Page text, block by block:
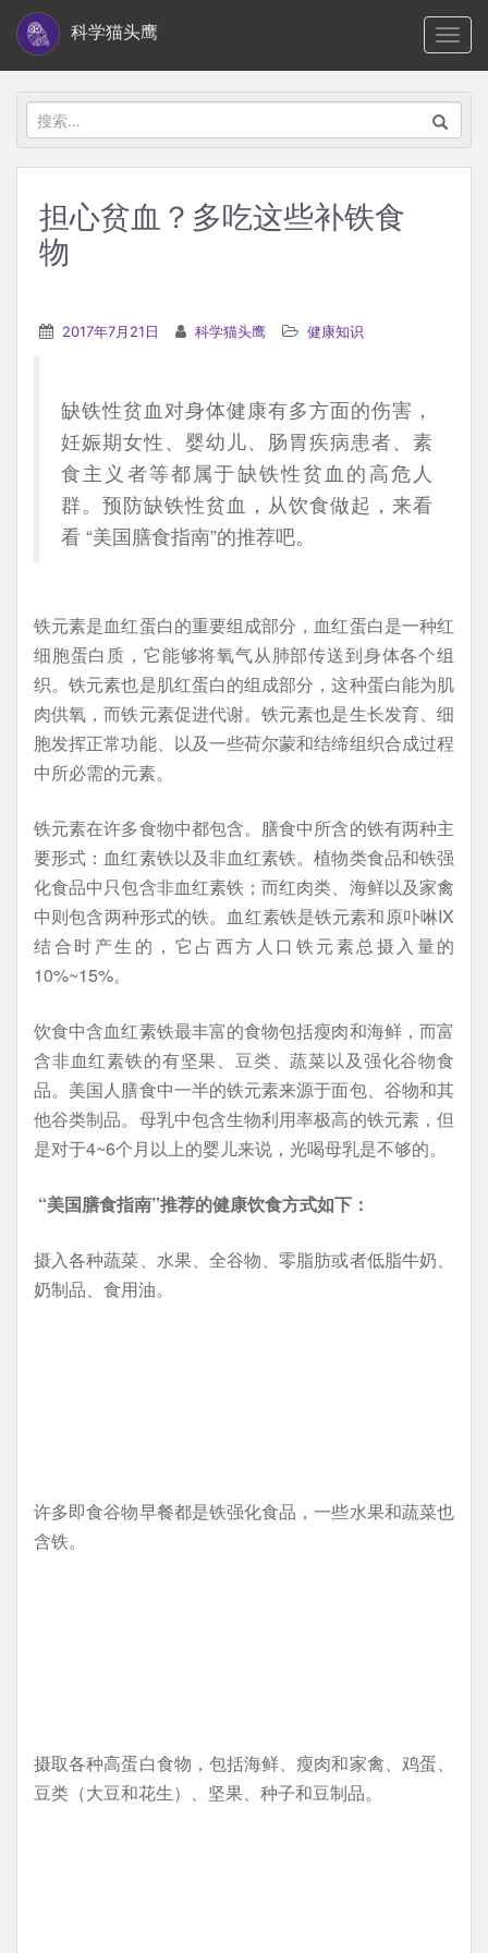
i
科学猫头鹰
搜
索：
担心贫血？多吃这些补铁食
物
2017年7月21日 科学猫头鹰 健康知识
缺铁性贫血对身体健康有多方面的伤害，
妊娠期女性、婴幼儿、肠胃疾病患者、素
食主义者等都属于缺铁性贫血的高危人
群。预防缺铁性贫血，从饮食做起，来看
看 “美国膳食指南”的推荐吧。
铁元素是血红蛋白的重要组成部分，血红蛋白是一种红
细胞蛋白质，它能够将氧气从肺部传送到身体各个组
织。铁元素也是肌红蛋白的组成部分，这种蛋白能为肌
肉供氧，而铁元素促进代谢。铁元素也是生长发育、细
胞发挥正常功能、以及一些荷尔蒙和结缔组织合成过程
中所必需的元素。
铁元素在许多食物中都包含。膳食中所含的铁有两种主
要形式：血红素铁以及非血红素铁。植物类食品和铁强
化食品中只包含非血红素铁；而红肉类、海鲜以及家禽
中则包含两种形式的铁。血红素铁是铁元素和原卟啉IX
结合时产生的，它占西方人口铁元素总摄入量的
10%~15%。
饮食中含血红素铁最丰富的食物包括瘦肉和海鲜，而富
含非血红素铁的有坚果、豆类、蔬菜以及强化谷物食
品。美国人膳食中一半的铁元素来源于面包、谷物和其
他谷类制品。母乳中包含生物利用率极高的铁元素，但
是对于4~6个月以上的婴儿来说，光喝母乳是不够的。
“美国膳食指南”推荐的健康饮食方式如下：
摄入各种蔬菜、水果、全谷物、零脂肪或者低脂牛奶、
奶制品、食用油。
许多即食谷物早餐都是铁强化食品，一些水果和蔬菜也
含铁。
摄取各种高蛋白食物，包括海鲜、瘦肉和家禽、鸡蛋、
豆类（大豆和花生）、坚果、种子和豆制品。